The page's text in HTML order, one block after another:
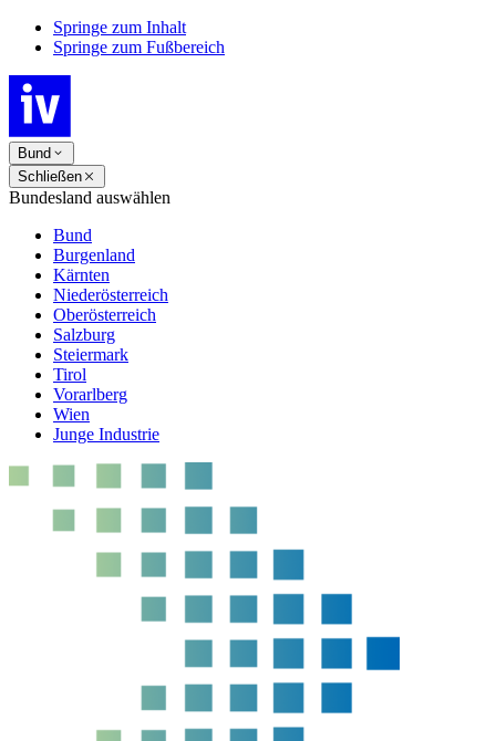
Springe zum Inhalt
Springe zum Fußbereich
Bund
Schließen
Bundesland auswählen
Bund
Burgenland
Kärnten
Niederösterreich
Oberösterreich
Salzburg
Steiermark
Tirol
Vorarlberg
Wien
Junge Industrie